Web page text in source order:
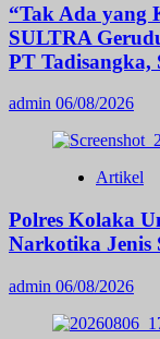
“Tak Ada yang
SULTRA
PT Tadisangka,
admin 06/08/2026
Artikel
Polres Kolaka
Narkotika Jenis
admin 06/08/2026